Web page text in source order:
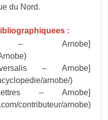
du Nord.
:
– Arnobe]
– Arnobe]
arnobe/)
– Arnobe]
contributeur/arnobe)